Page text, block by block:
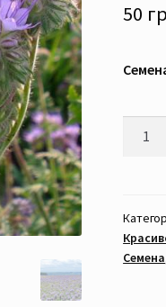
50
2024г.
Цена
Семена